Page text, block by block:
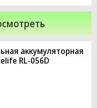
аккумуляторная
RL-056D